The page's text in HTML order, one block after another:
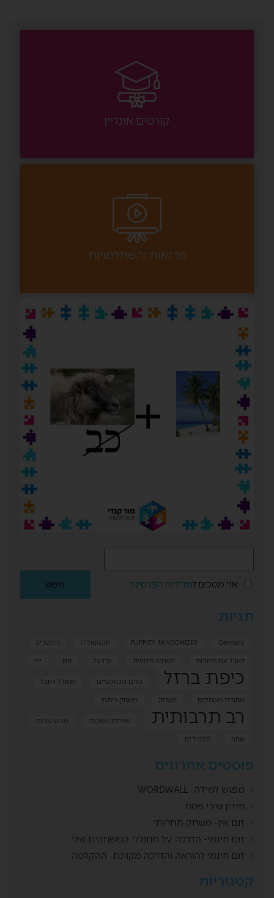
קורסים אונליין
סדנאות והשתלמויות
אני מסכים למדיניות הפרטיות
תגיות
FLIPPITY RANDOMIZER Genially אקטואליה
גימטריה
דאבל עם תמונות
הערכה חלופית וורדעל זום יויו
כיפת ברזל כלים טכנולוגיים
מחולל דאבל
מחוללי משחקים
משחק משחק כיתתי
רב תרבותית שאילת שאלות
שבוע עליות
שפה
תלמידים
פוסטים אחרונים
מפגש למידה- WORDWALL
חידון שירי פסח
זום אין- משחק תחרותי
זום חינמי- הדרכה על מחוללי המשחקים שלי
זום חינמי להוראה והדרכה מקוונת- ההקלטה
קטגוריות